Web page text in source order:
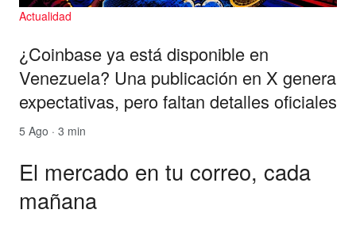
Actualidad
¿Coinbase ya está disponible en
Venezuela? Una publicación en X genera
expectativas, pero faltan detalles oficiales
5 Ago · 3 min
El mercado en tu correo, cada
mañana